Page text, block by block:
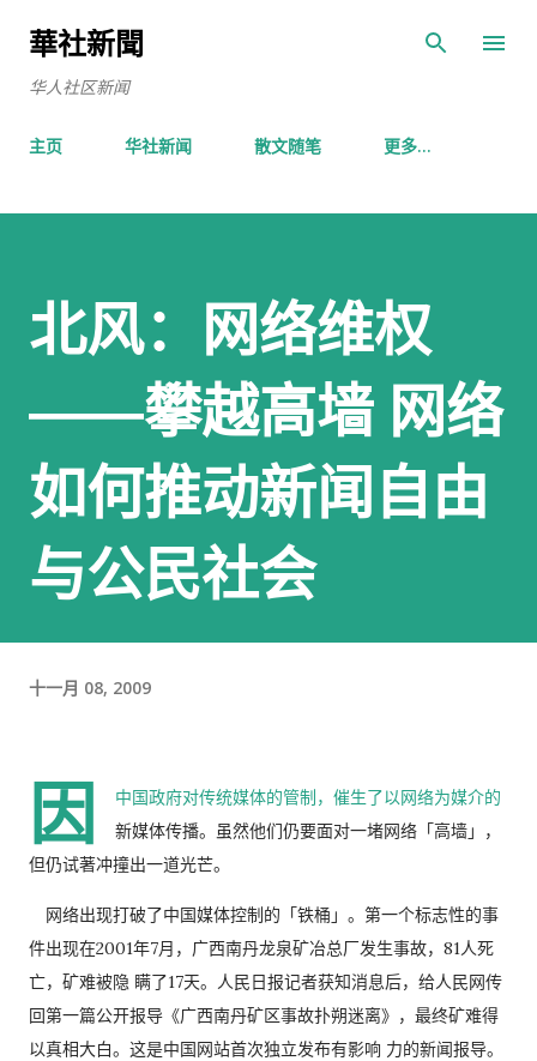
華社新聞
华人社区新闻
主页 华社新闻 散文随笔 更多…
北风：网络维权
――攀越高墙 网络
如何推动新闻自由
与公民社会
十一月 08, 2009
因
中国政府对传统媒体的管制，催生了以网络为媒介的
新媒体传播。虽然他们仍要面对一堵网络「高墙」，
但仍试著冲撞出一道光芒。
网络出现打破了中国媒体控制的「铁桶」。第一个标志性的事
件出现在2001年7月，广西南丹龙泉矿冶总厂发生事故，81人死
亡，矿难被隐 瞒了17天。人民日报记者获知消息后，给人民网传
回第一篇公开报导《广西南丹矿区事故扑朔迷离》，最终矿难得
以真相大白。这是中国网站首次独立发布有影响 力的新闻报导。